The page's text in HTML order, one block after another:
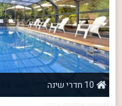
10 חדרי שינה